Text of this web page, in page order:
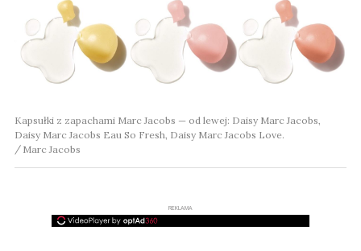
Kapsułki z zapachami Marc Jacobs — od lewej: Daisy Marc Jacobs,
Daisy Marc Jacobs Eau So Fresh, Daisy Marc Jacobs Love.
Marc Jacobs
REKLAMA